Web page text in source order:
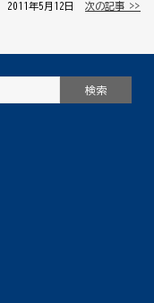
│ 2011年5月12日 │次の記事 >>